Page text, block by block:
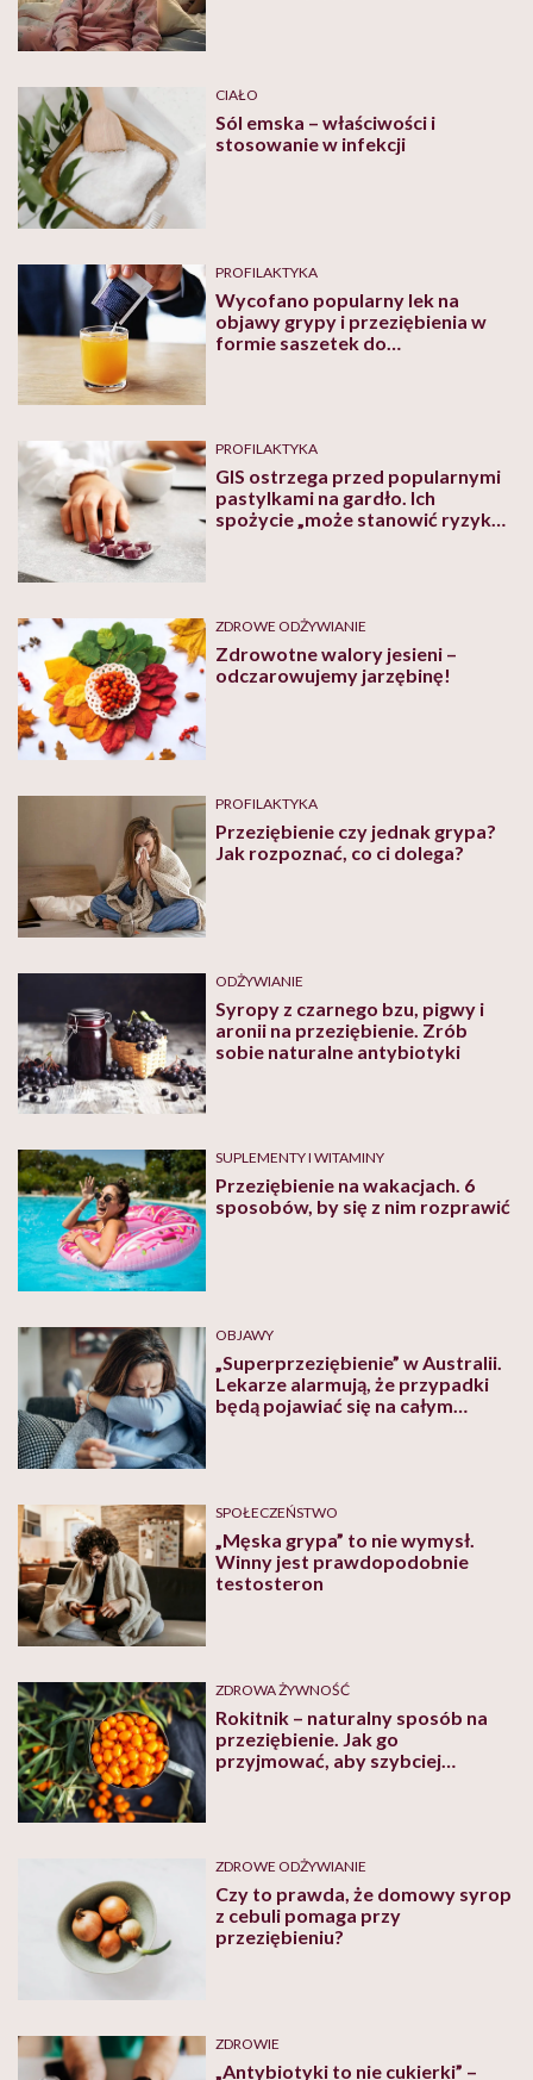
CIAŁO
Sól emska – właściwości i
stosowanie w infekcji
PROFILAKTYKA
Wycofano popularny lek na
objawy grypy i przeziębienia w
formie saszetek do
PROFILAKTYKA
GIS ostrzega przed popularnymi
pastylkami na gardło. Ich
spożycie „może stanowić ryzyko
ZDROWE ODŻYWIANIE
Zdrowotne walory jesieni –
odczarowujemy jarzębinę!
PROFILAKTYKA
Przeziębienie czy jednak grypa?
Jak rozpoznać, co ci dolega?
ODŻYWIANIE
Syropy z czarnego bzu, pigwy i
aronii na przeziębienie. Zrób
sobie naturalne antybiotyki
SUPLEMENTY I WITAMINY
Przeziębienie na wakacjach. 6
sposobów, by się z nim rozprawić
OBJAWY
„Superprzeziębienie” w Australii.
Lekarze alarmują, że przypadki
będą pojawiać się na całym
SPOŁECZEŃSTWO
„Męska grypa” to nie wymysł.
Winny jest prawdopodobnie
testosteron
ZDROWA ŻYWNOŚĆ
Rokitnik – naturalny sposób na
przeziębienie. Jak go
przyjmować, aby szybciej
ZDROWE ODŻYWIANIE
Czy to prawda, że domowy syrop
z cebuli pomaga przy
przeziębieniu?
ZDROWIE
„Antybiotyki to nie cukierki” –